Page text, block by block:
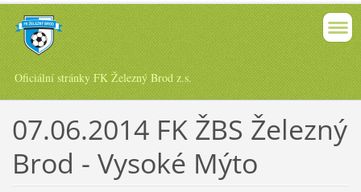
Oficiální stránky FK Železný Brod z.s.
07.06.2014 FK ŽBS Železný
Brod - Vysoké Mýto